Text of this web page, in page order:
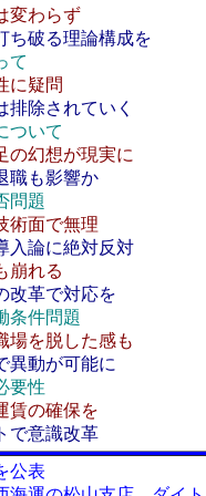
変わらず
ち破る理論構成を
て
に疑問
排除されていく
ついて
の幻想が現実に
職も影響か
問題
術面で無理
入論に絶対反対
崩れる
改革で対応を
条件問題
場を脱した感も
異動が可能に
要性
賃の確保を
で意識改革
公表